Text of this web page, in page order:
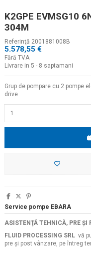
K2GPE EVMSG10
304M
Referinţă 2001881008B
5.578,55 €
Fără TVA
Livrare in 5 - 8 saptamani
Grup de pompare cu 2 pompe
drive
Service pompe EBARA
ASISTENŢĂ TEHNICĂ, PRE ŞI
FLUID PROCESSING SRL vă
pre şi post vânzare, pe întreg